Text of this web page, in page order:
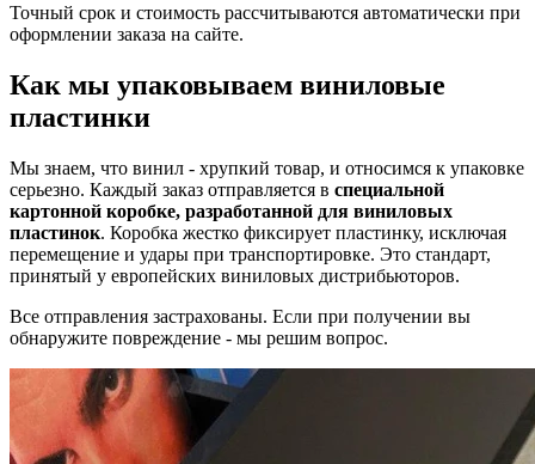
Точный срок и стоимость рассчитываются автоматически при
оформлении заказа на сайте.
Как мы упаковываем виниловые
пластинки
Мы знаем, что винил - хрупкий товар, и относимся к упаковке
серьезно. Каждый заказ отправляется в специальной
картонной коробке, разработанной для виниловых
пластинок. Коробка жестко фиксирует пластинку, исключая
перемещение и удары при транспортировке. Это стандарт,
принятый у европейских виниловых дистрибьюторов.
Все отправления застрахованы. Если при получении вы
обнаружите повреждение - мы решим вопрос.